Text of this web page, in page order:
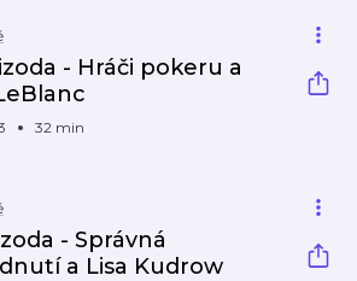
- Hráči pokeru a
32 min
- Správná
a Lisa Kudrow